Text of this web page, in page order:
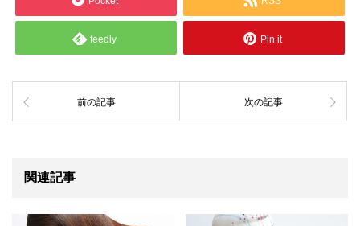
feedly Pin it
前の記事 次の記事
関連記事